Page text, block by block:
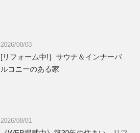
2026/08/03
[リフォーム中!］サウナ＆インナーバ
ルコニーのある家
2026/08/01